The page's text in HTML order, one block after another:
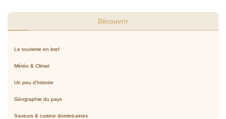
Découvrir
Le tourisme en bref
Météo & Climat
Un peu d'histoire
Géographie du pays
Saveurs & cuisine dominicaines